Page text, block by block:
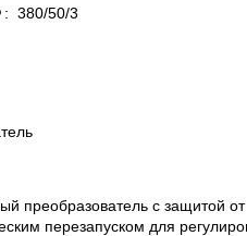
: 380/50/3
преобразователь с защитой от
перезапуском для